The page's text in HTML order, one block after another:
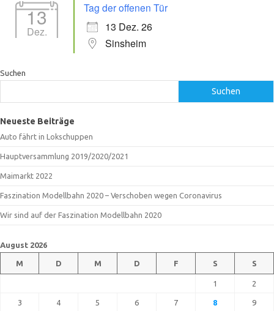
13
Dez.
Tag der offenen Tür
13 Dez. 26
Sinsheim
Suchen
Suchen
Neueste Beiträge
Auto fährt in Lokschuppen
Hauptversammlung 2019/2020/2021
Maimarkt 2022
Faszination Modellbahn 2020 – Verschoben wegen Coronavirus
Wir sind auf der Faszination Modellbahn 2020
August 2026
M D M D F S S
1 2
3 4 5 6 7 8 9